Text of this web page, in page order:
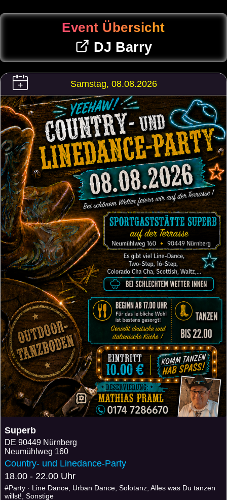
Event Übersicht
DJ Barry
Samstag, 08.08.2026
Superb
DE 90449 Nürnberg
Neumühlweg 160
Country- und Linedance-Party
18.00 - 22.00 Uhr
#Party · Line Dance, Urban Dance, Solotanz, Alles was Du tanzen
willst!, Sonstige